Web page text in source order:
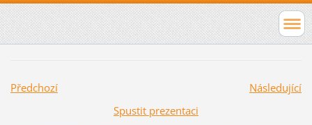
Předchozí
Následující
Spustit prezentaci